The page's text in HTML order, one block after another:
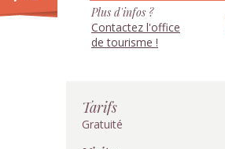
Plus d'infos ?
Contactez l'office
de tourisme !
Tarifs
Gratuité